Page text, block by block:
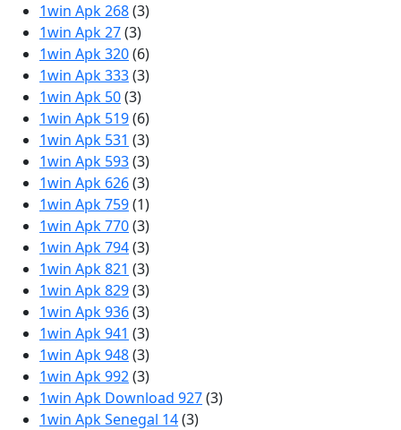
1win Apk 268(3)
1win Apk 27(3)
1win Apk 320(6)
1win Apk 333(3)
1win Apk 50(3)
1win Apk 519(6)
1win Apk 531 (3)
1win Apk 593(3)
1win Apk 626(3)
1win Apk 759(1)
1win Apk 770(3)
1win Apk 794(3)
1win Apk 821 (3)
1win Apk 829(3)
1win Apk 936(3)
1win Apk 941 (3)
1win Apk 948(3)
1win Apk 992(3)
1win Apk Download 927(3)
1win Apk Senegal 14(3)